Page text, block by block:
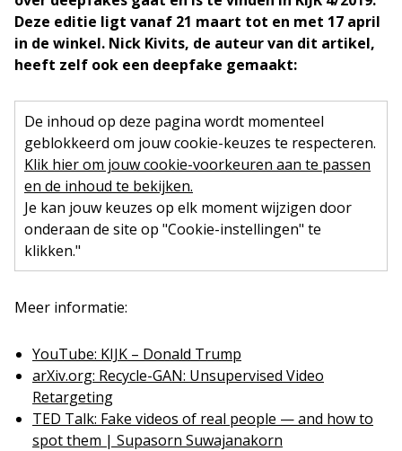
Deze editie ligt vanaf 21 maart tot en met 17 april
in de winkel. Nick Kivits, de auteur van dit artikel,
heeft zelf ook een deepfake gemaakt:
De inhoud op deze pagina wordt momenteel
geblokkeerd om jouw cookie-keuzes te respecteren.
Klik hier om jouw cookie-voorkeuren aan te passen
en de inhoud te bekijken.
Je kan jouw keuzes op elk moment wijzigen door
onderaan de site op "Cookie-instellingen" te
klikken."
Meer informatie:
YouTube: KIJK – Donald Trump
arXiv.org: Recycle-GAN: Unsupervised Video
Retargeting
TED Talk: Fake videos of real people — and how to
spot them | Supasorn Suwajanakorn